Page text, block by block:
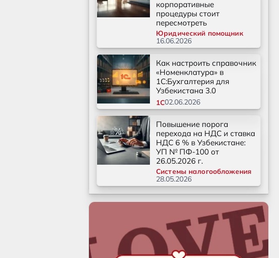
корпоративные
процедуры стоит
пересмотреть
Юридический помощник
16.06.2026
Как настроить справочник
«Номенклатура» в
1С:Бухгалтерия для
Узбекистана 3.0
1С02.06.2026
Повышение порога
перехода на НДС и ставка
НДС 6 % в Узбекистане:
УП № ПФ-100 от
26.05.2026 г.
Системы налогообложения
28.05.2026